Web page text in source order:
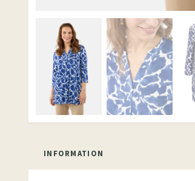
INFORMATION